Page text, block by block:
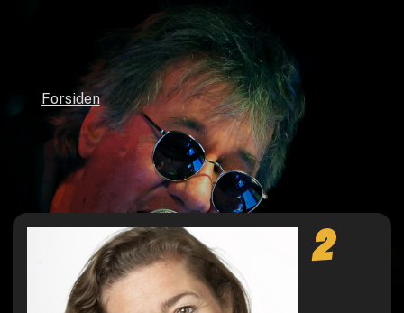
Forsiden
2